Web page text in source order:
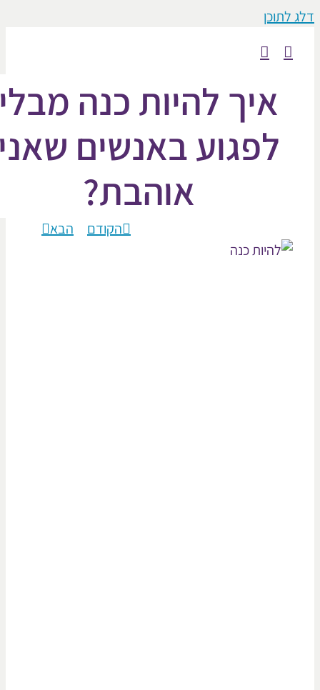
איך להיות כנה מבלי
לפגוע באנשים שאני
אוהבת?
הקודם הבא